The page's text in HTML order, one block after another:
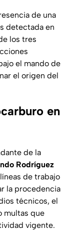
de una
detectada en
los tres
el mando de
el origen del
en
de la
Rodríguez
de trabajo
la procedencia
técnicos, el
multas que
vigente.